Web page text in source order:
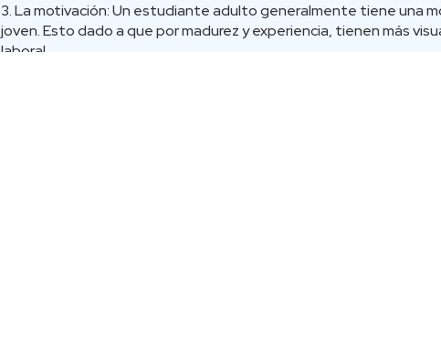
3. La motivación: Un estudiante adulto generalmente tiene una
joven. Esto dado a que por madurez y experiencia, tienen más
laboral.